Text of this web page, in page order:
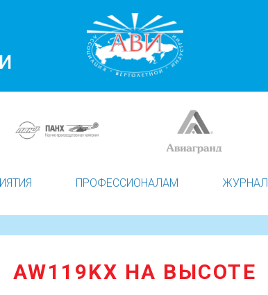
ПРОФЕССИОНАЛАМ ЖУРНАЛ
AW119KX НА ВЫСОТЕ